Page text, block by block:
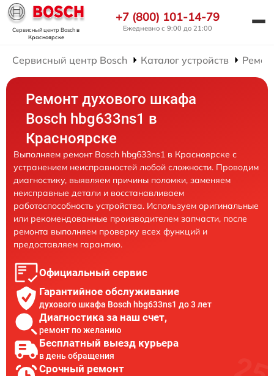
Сервисный центр Boschв
Красноярске
+7 (800) 101-14-79
Ежедневно с 9:00 до 21:00
Сервисный центр Bosch Каталог устройств
Ремонт духового шкафа
Bosch hbg633ns1 в
Красноярске
Выполняем ремонт Bosch hbg633ns1 в Красноярске с
устранением неисправностей любой сложности. Проводим
диагностику, выявляем причины поломки, заменяем
неисправные детали и восстанавливаем
работоспособность устройства. Используем оригинальные
или рекомендованные производителем запчасти, после
ремонта выполняем проверку всех функций и
предоставляем гарантию.
Официальный сервис
Гарантийное обслуживание
духового шкафа Bosch hbg633ns1 до 3 лет
Диагностика за наш счет,
ремонт по желанию
Бесплатный выезд курьера
в день обращения
Срочный ремонт